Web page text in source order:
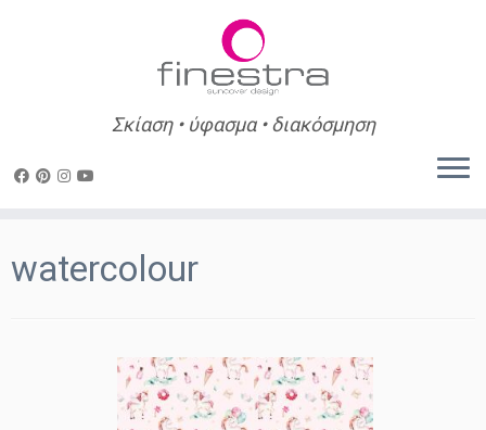
content
Σκίαση • ύφασμα • διακόσμηση
watercolour